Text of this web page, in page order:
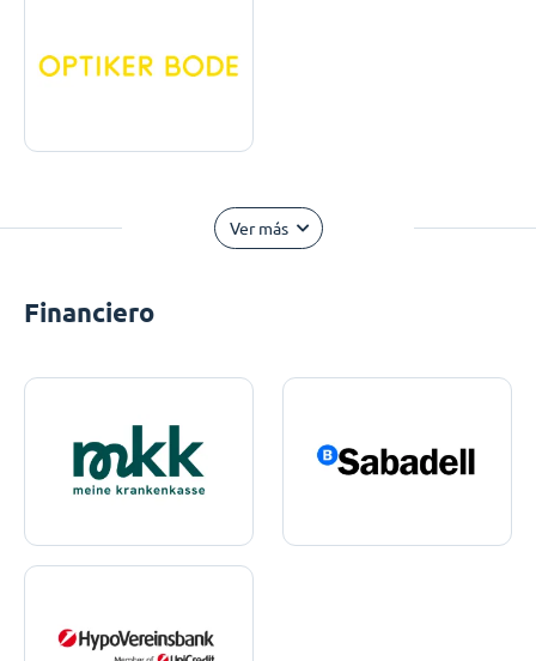
Ver más
Financiero